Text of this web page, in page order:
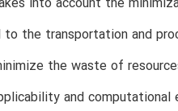
into account the
the transportation and
the waste of
and